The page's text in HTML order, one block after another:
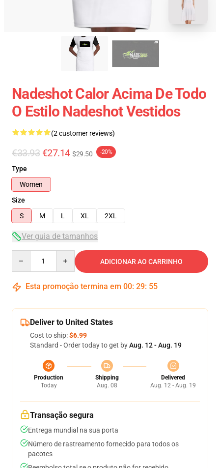
Nadeshot Calor Acima De Todo
O Estilo Nadeshot Vestidos
(2 customer reviews)
€33.93 €27.14 $29.50 -20%
Type
Women
Size
S
M L XL 2XL
Ver guia de tamanhos
ADICIONAR AO CARRINHO
Esta promoção termina em 00: 29: 54
Deliver to United States
Cost to ship:$6.99
Standard - Order today to get byAug. 12 - Aug. 19
Production
Today
Shipping
Aug. 08
Delivered
Aug. 12 - Aug. 19
Transação segura
Entrega mundial na sua porta
Número de rastreamento fornecido para todos os
pacotes